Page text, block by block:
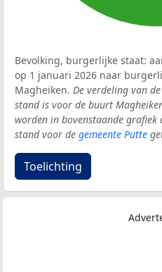
Bevolking, burgerlijke staat:
op 1 januari 2026 naar
Magheiken. De verdeling van
stand is voor de buurt
worden in bovenstaande
stand voor de gemeente Putte
Toelichting